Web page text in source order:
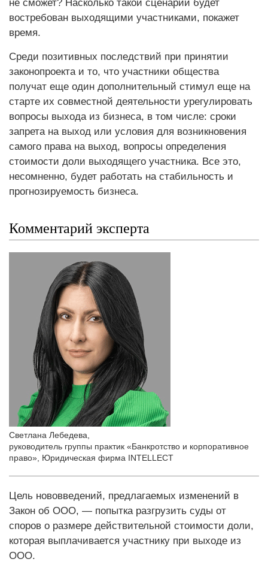
не сможет? Насколько такой сценарий будет
востребован выходящими участниками, покажет
время.
Среди позитивных последствий при принятии
законопроекта и то, что участники общества
получат еще один дополнительный стимул еще на
старте их совместной деятельности урегулировать
вопросы выхода из бизнеса, в том числе: сроки
запрета на выход или условия для возникновения
самого права на выход, вопросы определения
стоимости доли выходящего участника. Все это,
несомненно, будет работать на стабильность и
прогнозируемость бизнеса.
Комментарий эксперта
Светлана Лебедева
руководитель группы практик «Банкротство и корпоративное
право», Юридическая фирма INTELLECT
Цель нововведений, предлагаемых изменений в
Закон об ООО, — попытка разгрузить суды от
споров о размере действительной стоимости доли,
которая выплачивается участнику при выходе из
ООО.